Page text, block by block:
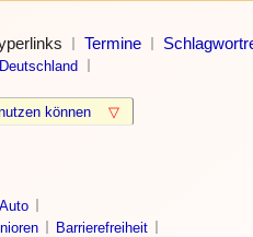
Termine
Deutschland
können ▽
Auto
Barrierefreiheit